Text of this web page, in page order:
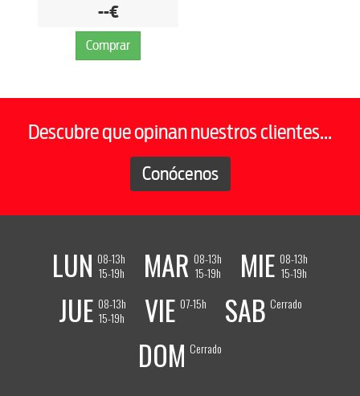
--€
Comprar
Descubre que opinan nuestros clientes...
Conócenos
LUN 08-13h
15-19h
MAR 08-13h
15-19h
MIE 08-13h
15-19h
JUE 08-13h
15-19h
VIE 07-15h SAB Cerrado
DOM Cerrado